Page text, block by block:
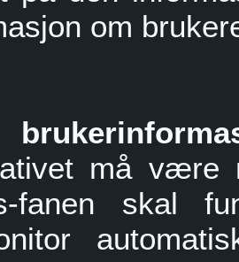
om
må være
fanen skal